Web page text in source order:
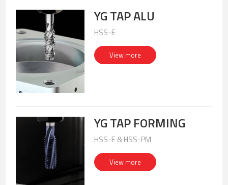
YG TAP ALU
HSS-E
View more
YG TAP FORMING
HSS-E & HSS-PM
View more